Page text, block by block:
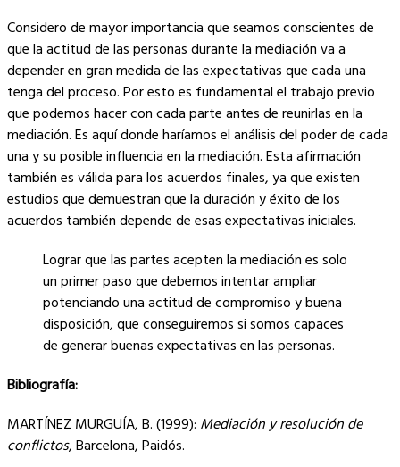
Considero de mayor importancia que seamos conscientes de
que la actitud de las personas durante la mediación va a
depender en gran medida de las expectativas que cada una
tenga del proceso. Por esto es fundamental el trabajo previo
que podemos hacer con cada parte antes de reunirlas en la
mediación. Es aquí donde haríamos el análisis del poder de cada
una y su posible influencia en la mediación. Esta afirmación
también es válida para los acuerdos finales, ya que existen
estudios que demuestran que la duración y éxito de los
acuerdos también depende de esas expectativas iniciales.
Lograr que las partes acepten la mediación es solo
un primer paso que debemos intentar ampliar
potenciando una actitud de compromiso y buena
disposición, que conseguiremos si somos capaces
de generar buenas expectativas en las personas.
Bibliografía:
MARTÍNEZ MURGUÍA, B. (1999): Mediación y resolución de
conflictos, Barcelona, Paidós.